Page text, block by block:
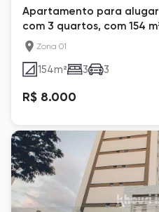
Apartamento para alugar
com 3 quartos, com 154
Zona 01
154m² 3 3
R$ 8.000